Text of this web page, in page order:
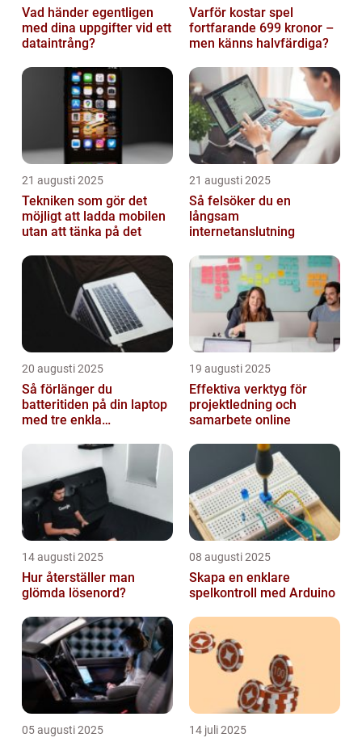
Vad händer egentligen
med dina uppgifter vid ett
dataintrång?
Varför kostar spel
fortfarande 699 kronor –
men känns halvfärdiga?
21 augusti 2025
Tekniken som gör det
möjligt att ladda mobilen
utan att tänka på det
21 augusti 2025
Så felsöker du en
långsam
internetanslutning
20 augusti 2025
Så förlänger du
batteritiden på din laptop
med tre enkla
19 augusti 2025
Effektiva verktyg för
projektledning och
samarbete online
14 augusti 2025
Hur återställer man
glömda lösenord?
08 augusti 2025
Skapa en enklare
spelkontroll med Arduino
05 augusti 2025 14 juli 2025